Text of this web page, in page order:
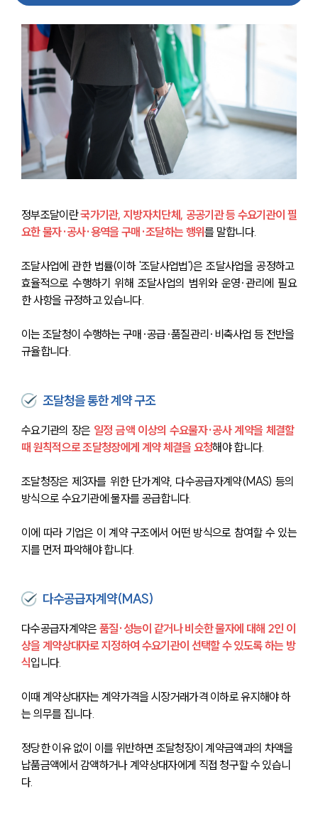
정부조달이란 국가기관, 지방자치단체, 공공기관 등 수요기관이 필
요한 물자·공사·용역을 구매·조달하는 행위를 말합니다.
조달사업에 관한 법률(이하 '조달사업법')은 조달사업을 공정하고
효율적으로 수행하기 위해 조달사업의 범위와 운영·관리에 필요
한 사항을 규정하고 있습니다.
이는 조달청이 수행하는 구매·공급·품질관리·비축사업 등 전반을
규율합니다.
조달청을 통한 계약 구조
수요기관의 장은 일정 금액 이상의 수요물자·공사 계약을 체결할
때 원칙적으로 조달청장에게 계약 체결을 요청해야 합니다.
조달청장은 제3자를 위한 단가계약, 다수공급자계약(MAS) 등의
방식으로 수요기관에 물자를 공급합니다.
이에 따라 기업은 이 계약 구조에서 어떤 방식으로 참여할 수 있는
지를 먼저 파악해야 합니다.
다수공급자계약(MAS)
다수공급자계약은 품질·성능이 같거나 비슷한 물자에 대해 2인 이
상을 계약상대자로 지정하여 수요기관이 선택할 수 있도록 하는 방
식입니다.
이때 계약상대자는 계약가격을 시장거래가격 이하로 유지해야 하
는 의무를 집니다.
정당한 이유 없이 이를 위반하면 조달청장이 계약금액과의 차액을
납품금액에서 감액하거나 계약상대자에게 직접 청구할 수 있습니
다.